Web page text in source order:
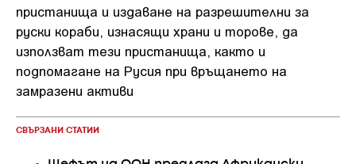
пристанища и издаване на разрешителни за
руски кораби, изнасящи храни и торове, да
използват тези пристанища, както и
подпомагане на Русия при връщането на
замразени активи
СВЪРЗАНИ СТАТИИ